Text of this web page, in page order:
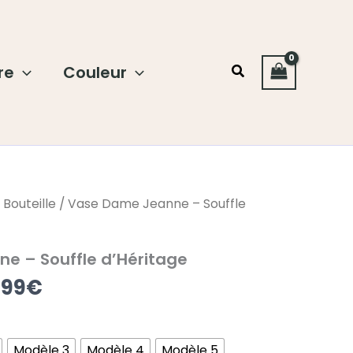
Couleur Rechercher
Bouteille / Vase Dame Jeanne – Souffle
– Souffle d’Héritage
€
Plage
prix :
87.99€